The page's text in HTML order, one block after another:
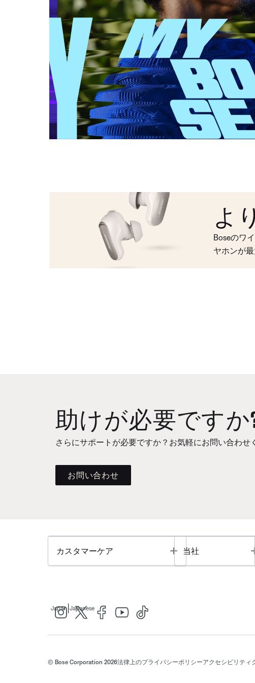
よ
Boseのワ
ヤホンが
助けが必要ですか
さらにサポートが必要ですか？お気軽にお問い合わせ
お問い合わせ
カスタマーケア Toggle
当社
Japan Japanese
© Bose Corporation 2026法律上のプライバシーポリシーアクセシビリティ